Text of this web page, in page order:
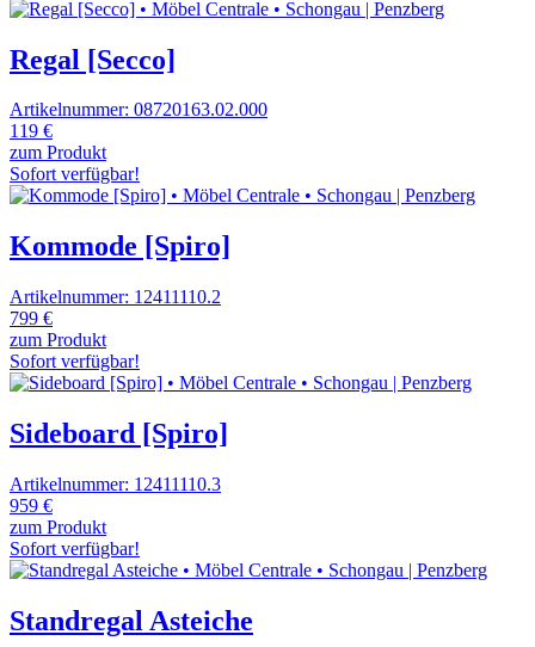
Regal [Secco]
Artikelnummer: 08720163.02.000
119 €
zum Produkt
Sofort verfügbar!
Kommode [Spiro]
Artikelnummer: 12411110.2
799 €
zum Produkt
Sofort verfügbar!
Sideboard [Spiro]
Artikelnummer: 12411110.3
959 €
zum Produkt
Sofort verfügbar!
Standregal Asteiche